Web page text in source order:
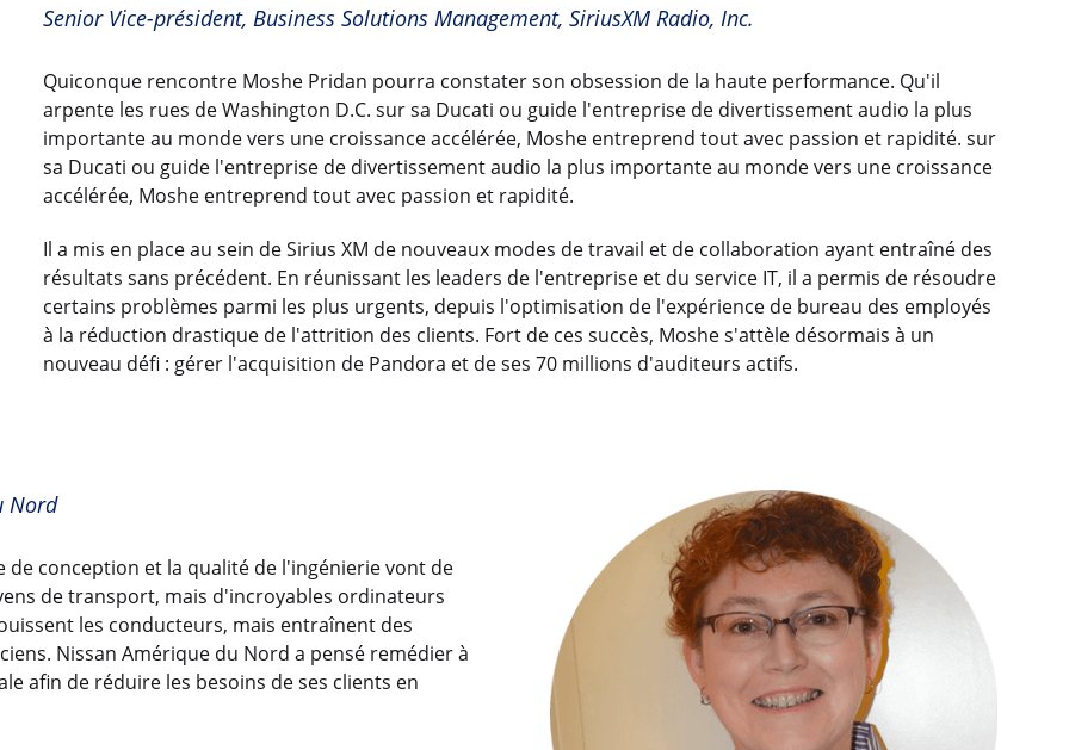
Senior Vice-président, Business Solutions Management, SiriusXM Radio, Inc.
Quiconque rencontre Moshe Pridan pourra constater son obsession de la haute performance. Qu'il
arpente les rues de Washington D.C. sur sa Ducati ou guide l'entreprise de divertissement audio la plus
importante au monde vers une croissance accélérée, Moshe entreprend tout avec passion et rapidité. sur
sa Ducati ou guide l'entreprise de divertissement audio la plus importante au monde vers une croissance
accélérée, Moshe entreprend tout avec passion et rapidité.
Il a mis en place au sein de Sirius XM de nouveaux modes de travail et de collaboration ayant entraîné des
résultats sans précédent. En réunissant les leaders de l'entreprise et du service IT, il a permis de résoudre
certains problèmes parmi les plus urgents, depuis l'optimisation de l'expérience de bureau des employés
à la réduction drastique de l'attrition des clients. Fort de ces succès, Moshe s'attèle désormais à un
nouveau défi : gérer l'acquisition de Pandora et de ses 70 millions d'auditeurs actifs.
Nord
conception et la qualité de l'ingénierie vont de
de transport, mais d'incroyables ordinateurs
les conducteurs, mais entraînent des
Nissan Amérique du Nord a pensé remédier à
afin de réduire les besoins de ses clients en